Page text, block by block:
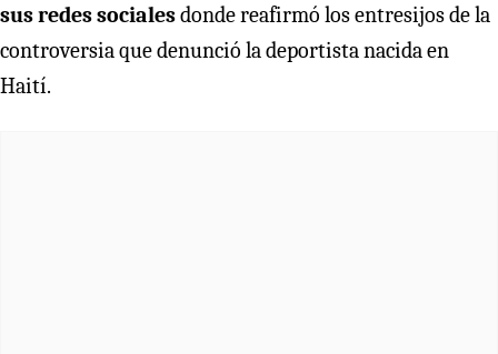
sus redes socialesdonde reafirmó los entresijos de la
controversia que denunció la deportista nacida en
Haití.